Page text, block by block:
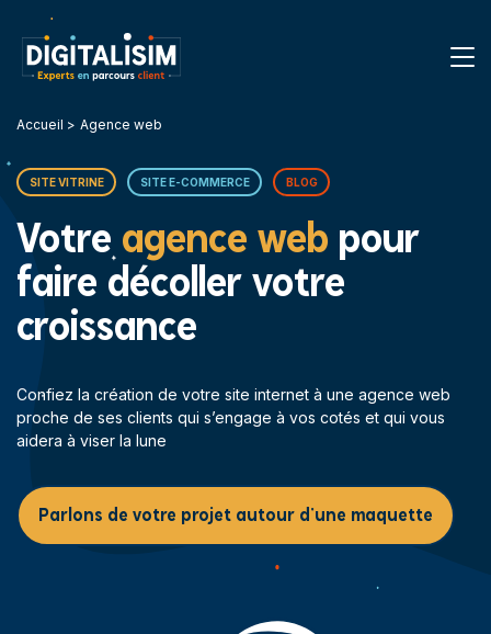
Accueil Agence web
SITE VITRINE SITE E-COMMERCE BLOG
Votre agence web pour
faire décoller votre
croissance
Confiez la création de votre site internet à une agence web
proche de ses clients qui s’engage à vos cotés et qui vous
aidera à viser la lune
Parlons de votre projet autour d'une maquette